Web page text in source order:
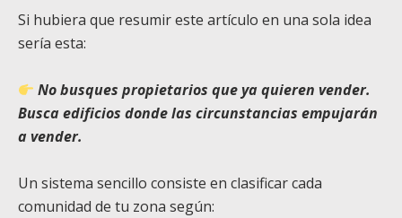
Si hubiera que resumir este artículo en una sola idea
sería esta:
No busques propietarios que ya quieren vender.
Busca edificios donde las circunstancias empujarán
a vender.
Un sistema sencillo consiste en clasificar cada
comunidad de tu zona según: